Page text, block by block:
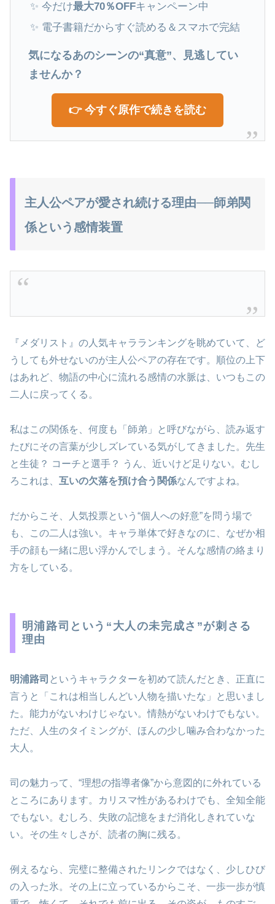
✨ 今だけ最大70％OFFキャンペーン中
✨ 電子書籍だからすぐ読める＆スマホで完結
気になるあのシーンの“真意”、見逃してい
ませんか？
👉 今すぐ原作で続きを読む
主人公ペアが愛され続ける理由──師弟関
係という感情装置
『メダリスト』の人気キャラランキングを眺めていて、ど
うしても外せないのが主人公ペアの存在です。順位の上下
はあれど、物語の中心に流れる感情の水脈は、いつもこの
二人に戻ってくる。
私はこの関係を、何度も「師弟」と呼びながら、読み返す
たびにその言葉が少しズレている気がしてきました。先生
と生徒？ コーチと選手？ うん、近いけど足りない。むし
ろこれは、 互いの欠落を預け合う関係なんですよね。
だからこそ、人気投票という“個人への好意”を問う場で
も、この二人は強い。キャラ単体で好きなのに、なぜか相
手の顔も一緒に思い浮かんでしまう。そんな感情の絡まり
方をしている。
明浦路司という“大人の未完成さ”が刺さる
理由
明浦路司 というキャラクターを初めて読んだとき、正直に
言うと「これは相当しんどい人物を描いたな」と思いまし
た。能力がないわけじゃない。情熱がないわけでもない。
ただ、人生のタイミングが、ほんの少し噛み合わなかった
大人。
司の魅力って、“理想の指導者像”から意図的に外れている
ところにあります。カリスマ性があるわけでも、全知全能
でもない。むしろ、失敗の記憶をまだ消化しきれていな
い。その生々しさが、読者の胸に残る。
例えるなら、完璧に整備されたリンクではなく、少しひび
の入った氷。その上に立っているからこそ、一歩一歩が慎